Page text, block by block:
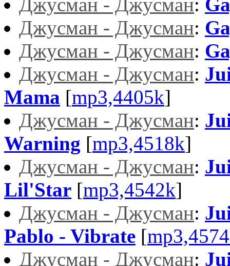
Джусман - Джусман:
Джусман - Джусман:
Джусман - Джусман:
Джусман - Джусман:
Mama [mp3,4405k]
Джусман - Джусман:
Warning [mp3,4518k]
Джусман - Джусман:
Lil'Star [mp3,4542k]
Джусман - Джусман:
Pablo - Vibrate [
Джусман - Джусман: